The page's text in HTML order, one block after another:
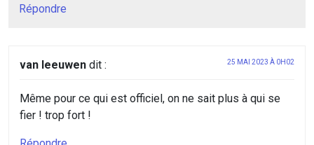
Répondre
van leeuwen dit : 25 MAI 2023 À 0H02
Même pour ce qui est officiel, on ne sait plus à qui se
fier ! trop fort !